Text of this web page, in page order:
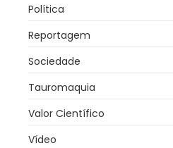
Política
Reportagem
Sociedade
Tauromaquia
Valor Científico
Vídeo